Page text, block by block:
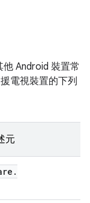
Android 裝置常
電視裝置的下列
元
.